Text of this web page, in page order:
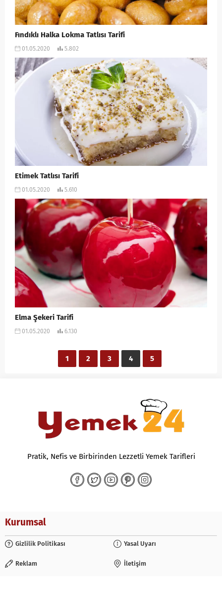
Fındıklı Halka Lokma Tatlısı Tarifi
01.05.2020 5.802
Etimek Tatlısı Tarifi
01.05.2020 5.610
Elma Şekeri Tarifi
01.05.2020 6.130
1 2 3 4 5
Pratik, Nefis ve Birbirinden Lezzetli Yemek Tarifleri
Kurumsal
Gizlilik Politikası Yasal Uyarı
Reklam İletişim